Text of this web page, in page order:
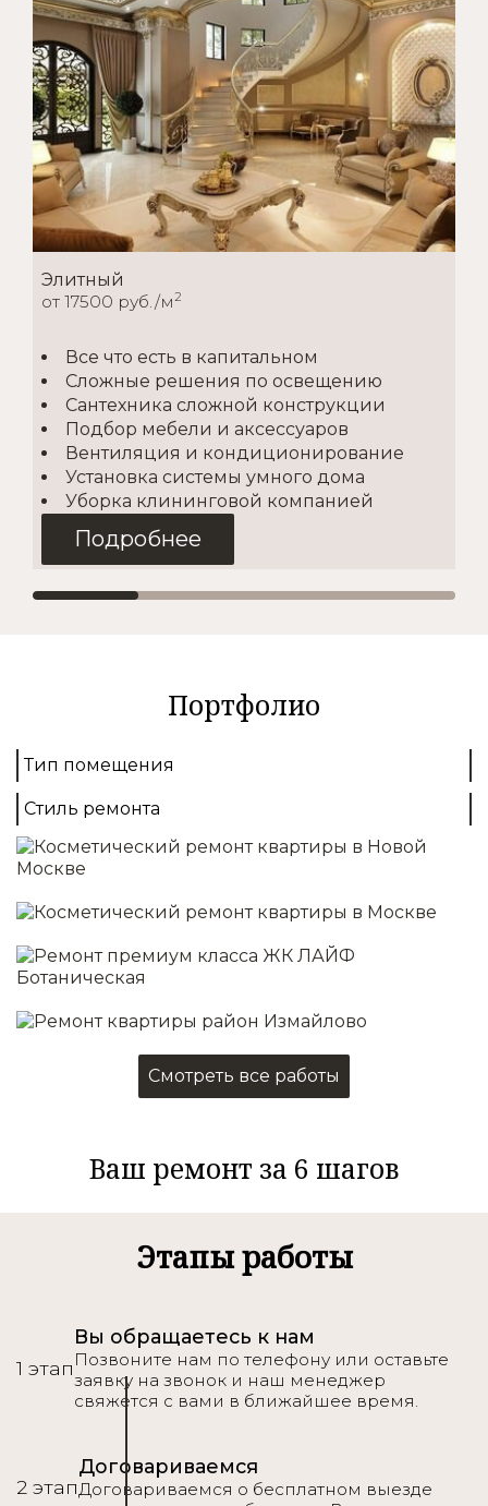
Элитный
от 17500 руб./м2
Все что есть в капитальном
Сложные решения по освещению
Сантехника сложной конструкции
Подбор мебели и аксессуаров
Вентиляция и кондиционирование
Установка системы умного дома
Уборка клининговой компанией
Подробнее
Покупка материалов
Демонтаж
Монтаж полов
Отделка стен/потолков
Установка освещения
Подробнее
Портфолио
Тип помещения
Стиль ремонта
Смотреть все работы
Ваш ремонт за 6 шагов
Этапы работы
1 этап
Вы обращаетесь к нам
Позвоните нам по телефону или оставьте
заявку на звонок и наш менеджер
свяжется с вами в ближайшее время.
2 этап
Договариваемся
Договариваемся о бесплатном выезде